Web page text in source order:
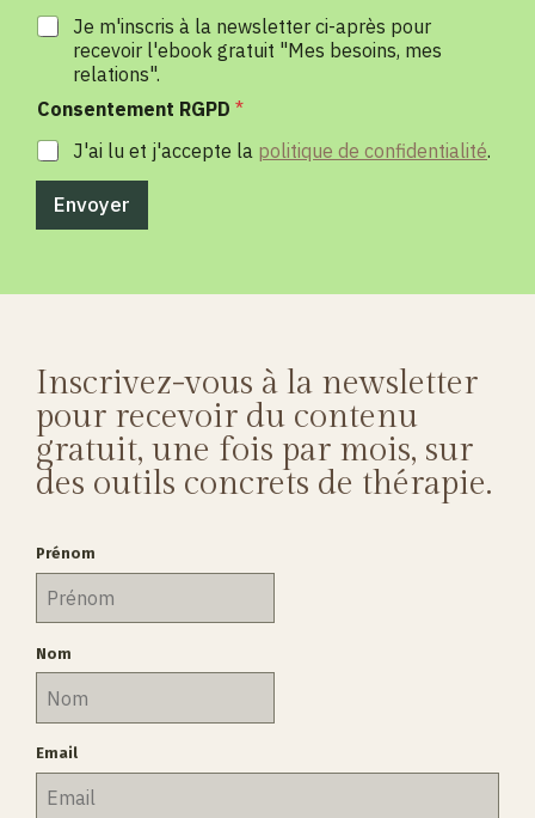
Je m'inscris à la newsletter ci-après pour
recevoir l'ebook gratuit "Mes besoins, mes
relations".
N
m
Consentement RGPD *
J'ai lu et j'accepte la politique de confidentialité.
Envoyer
Inscrivez-vous à la newsletter
pour recevoir du contenu
gratuit, une fois par mois, sur
des outils concrets de thérapie.
Prénom
Nom
Email